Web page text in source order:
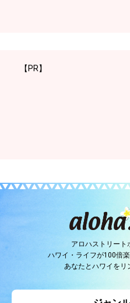
【PR】
アロハストリート
ハワイ・ライフが100倍
あなたとハワイをリ